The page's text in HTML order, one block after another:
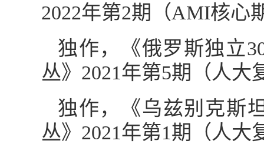
2022年第2期（AMI核心
独作，《俄罗斯独立
丛》2021年第5期（人大
独作，《乌兹别克斯
丛》2021年第1期（人大